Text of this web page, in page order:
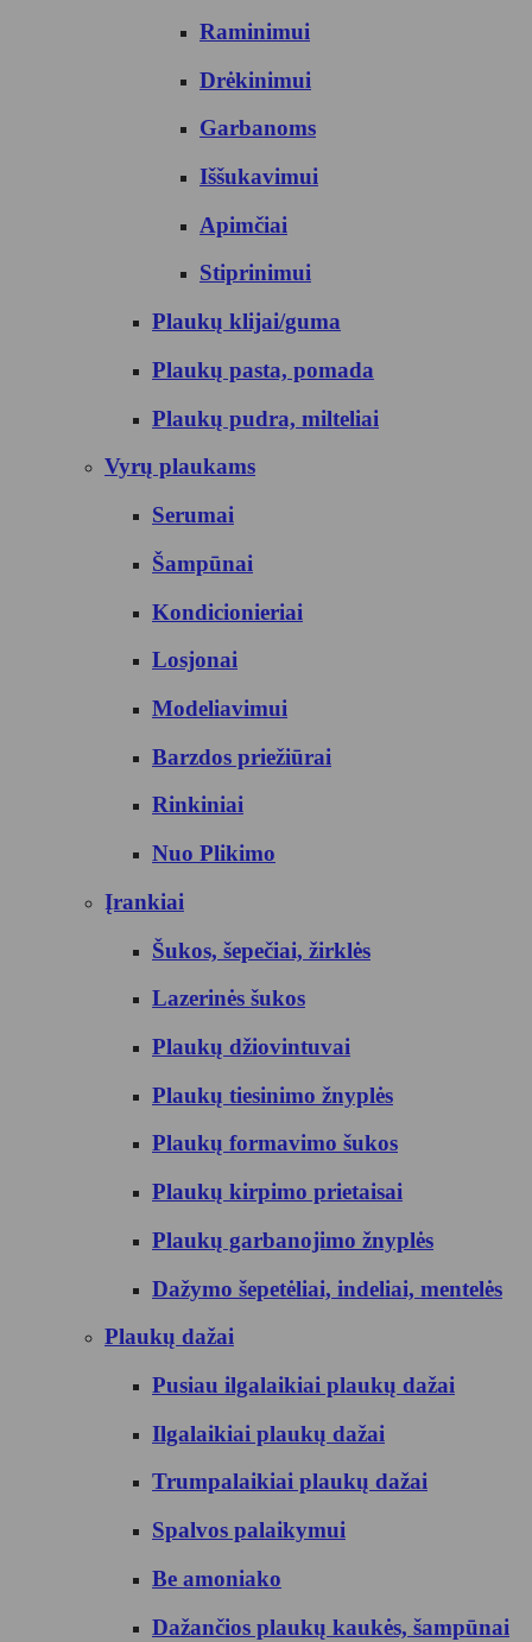
Raminimui
Drėkinimui
Garbanoms
Iššukavimui
Apimčiai
Stiprinimui
Plaukų klijai/guma
Plaukų pasta, pomada
Plaukų pudra, milteliai
Vyrų plaukams
Serumai
Šampūnai
Kondicionieriai
Losjonai
Modeliavimui
Barzdos priežiūrai
Rinkiniai
Nuo Plikimo
Įrankiai
Šukos, šepečiai, žirklės
Lazerinės šukos
Plaukų džiovintuvai
Plaukų tiesinimo žnyplės
Plaukų formavimo šukos
Plaukų kirpimo prietaisai
Plaukų garbanojimo žnyplės
Dažymo šepetėliai, indeliai, mentelės
Plaukų dažai
Pusiau ilgalaikiai plaukų dažai
Ilgalaikiai plaukų dažai
Trumpalaikiai plaukų dažai
Spalvos palaikymui
Be amoniako
Dažančios plaukų kaukės, šampūnai